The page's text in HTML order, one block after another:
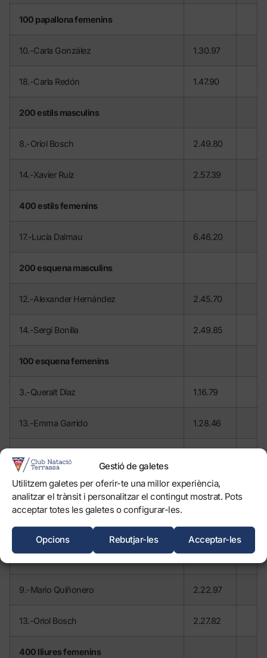
Gestió de galetes
Utilitzem galetes per oferir-te una millor experiència,
analitzar el trànsit i personalitzar el contingut mostrat. Pots
acceptar totes les galetes o configurar-les.
Acceptar-les
Rebutjar-les
Opcions
100 papallona femenins
10.-Carla González 1.30.97
18.-Carla Redón 1.47.90
200 estils masculins
8.-Oriol Bosch 2.49.80
14.-Xavier Ruiz 2.57.39
400 estils femenins
17.-Lucía Dalmau 6.46.20
200 esquena masculins
12.-Alexander Hernández 2.45.70
14.-Sergi Bonilla 2.49.85
100 esquena femenins
3.-Queralt Díaz 1.16.79
13.-Emma Garrido 1.28.46
10.-CN Terrassa
(A. Sánchez, A. Martínez, Q. Díaz i M.
10.17.86
9.-Mario Quiñonero 2.22.97
13.-Oriol Bosch 2.27.82
400 lliures femenins